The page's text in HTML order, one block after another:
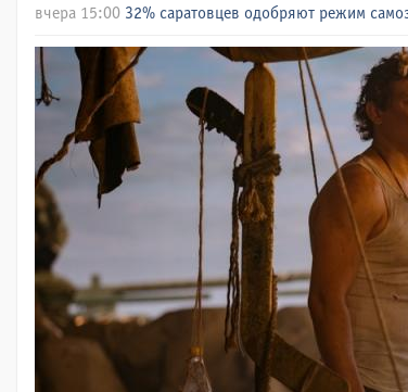
вчера 15:00 32% саратовцев одобряют режим